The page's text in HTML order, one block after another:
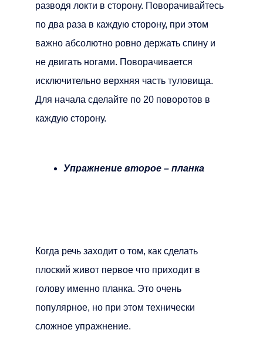
разводя локти в сторону. Поворачивайтесь
по два раза в каждую сторону, при этом
важно абсолютно ровно держать спину и
не двигать ногами. Поворачивается
исключительно верхняя часть туловища.
Для начала сделайте по 20 поворотов в
каждую сторону.
Упражнение второе – планка
Когда речь заходит о том, как сделать
плоский живот первое что приходит в
голову именно планка. Это очень
популярное, но при этом технически
сложное упражнение.